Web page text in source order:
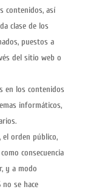
contenidos, así
clase de los
puestos a
del sitio web o
en los contenidos
informáticos,
el orden público,
consecuencia
y a modo
no se hace